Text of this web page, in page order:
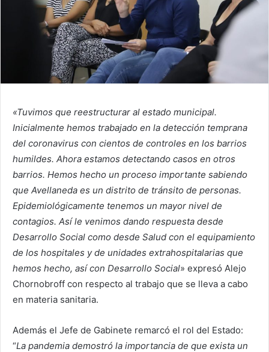
«Tuvimos que reestructurar al estado municipal.
Inicialmente hemos trabajado en la detección temprana
del coronavirus con cientos de controles en los barrios
humildes. Ahora estamos detectando casos en otros
barrios. Hemos hecho un proceso importante sabiendo
que Avellaneda es un distrito de tránsito de personas.
Epidemiológicamente tenemos un mayor nivel de
contagios. Así le venimos dando respuesta desde
Desarrollo Social como desde Salud con el equipamiento
de los hospitales y de unidades extrahospitalarias que
hemos hecho, así con Desarrollo Social» expresó Alejo
Chornobroff con respecto al trabajo que se lleva a cabo
en materia sanitaria.
Además el Jefe de Gabinete remarcó el rol del Estado:
“La pandemia demostró la importancia de que exista un